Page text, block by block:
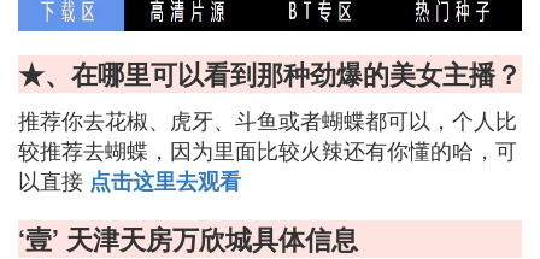
★、在哪里可以看到那种劲爆的美女主播？
推荐你去花椒、虎牙、斗鱼或者蝴蝶都可以，个人比
较推荐去蝴蝶，因为里面比较火辣还有你懂的哈，可
以直接 点击这里去观看
‘壹’ 天津天房万欣城具体信息